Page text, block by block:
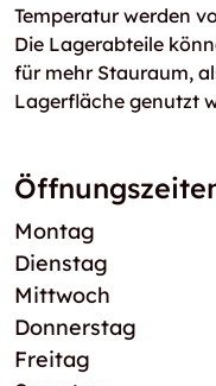
Temperatur werden
Die Lagerabteile
für mehr Stauraum,
Lagerfläche genutzt
Montag
Dienstag
Mittwoch
Donnerstag
Freitag